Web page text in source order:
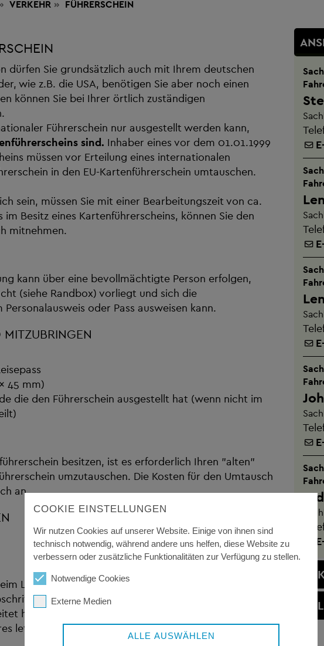
VERKEHR FÜHRERSCHEIN
dürfen Sie grundsätzlich auch mit Ihrem deutschen
wie z.B. die USA, benötigen Sie aber noch einen
können Sie bei Ihrer örtlich zuständigen
Führerschein nur ausgestellt werden kann,
sind. Inhaber eines vor dem 01.01.1999
müssen vor Erteilung eines internationalen
in den EU-Kartenführerschein umtauschen.
sein, müssen Sie mit einer Bearbeitungszeit von ca.
Besitz eines Kartenführerscheins, können Sie den
mitnehmen.
kann über eine bevollmächtigte Person erfolgen,
(siehe Randbox) vorliegt und sich die
oder Pass ausweisen kann.
45 mm)
die den Führerschein ausgestellt hat (wenn nicht im
besitzen, ist es erforderlich Ihren "alten"
umzutauschen. Die Kosten für den Umtausch
an.
Landratsamt Freyung-Grafenau nicht registriert sein,
von der Fahrerlaubnisbehörde, die Ihre
hat. Dies ist in der Regel die Ausstellungsbehörde
letzten Wohnortes.
COOKIE EINSTELLUNGEN
Wir nutzen Cookies auf unserer Website. Einige von ihnen sind
technisch notwendig, während andere uns helfen, diese Website zu
verbessern oder zusätzliche Funktionalitäten zur Verfügung zu stellen.
Notwendige Cookies
Externe Medien
ALLE AUSWÄHLEN